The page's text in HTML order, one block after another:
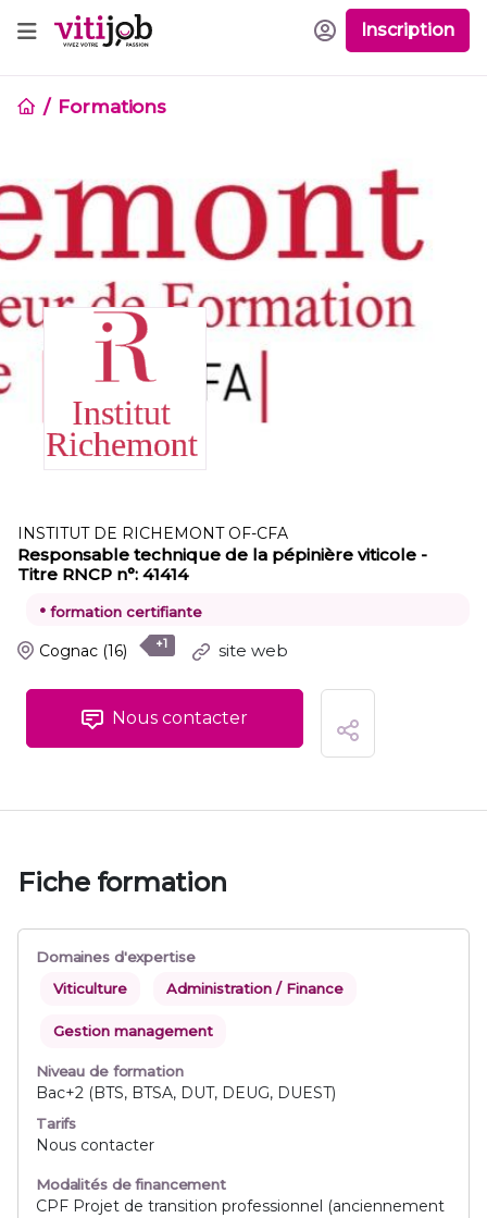
Inscription
Formations
INSTITUT DE RICHEMONT OF-CFA
Responsable technique de la pépinière viticole -
Titre RNCP n°: 41414
• formation certifiante
Cognac (16) +1 site web
Nous contacter
Fiche formation
Domaines d'expertise
Viticulture
Administration / Finance
Gestion management
Niveau de formation
Bac+2 (BTS, BTSA, DUT, DEUG, DUEST)
Tarifs
Nous contacter
Modalités de financement
CPF Projet de transition professionnel (anciennement